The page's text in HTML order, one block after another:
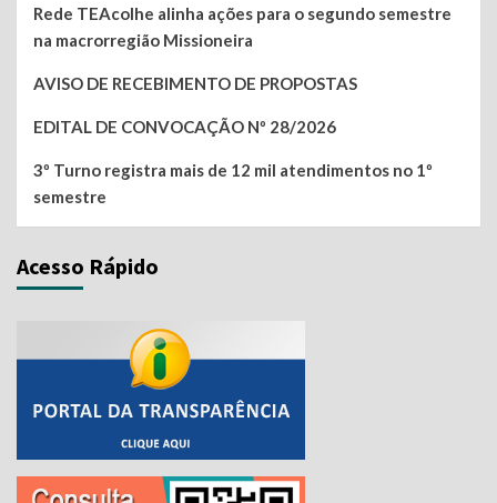
Rede TEAcolhe alinha ações para o segundo semestre
na macrorregião Missioneira
AVISO DE RECEBIMENTO DE PROPOSTAS
EDITAL DE CONVOCAÇÃO Nº 28/2026
3º Turno registra mais de 12 mil atendimentos no 1º
semestre
Acesso Rápido